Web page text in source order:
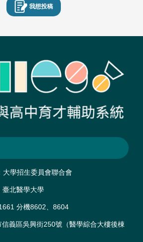
我想投稿
大學招生委員會聯合會
臺北醫學大學
分機8602、8604
信義區吳興街250號（醫學綜合大樓後棟